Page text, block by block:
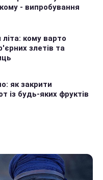
- випробування
літа: кому варто
злетів та
як закрити
із будь-яких фруктів